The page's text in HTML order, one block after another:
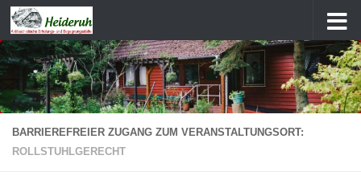
Zum Inhalt springen
BARRIEREFREIER ZUGANG ZUM VERANSTALTUNGSORT:
ROLLSTUHLGERECHT